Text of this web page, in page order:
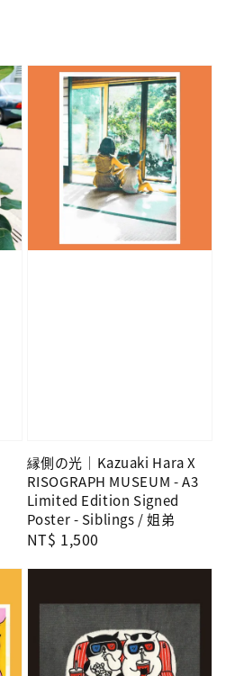
縁側の光｜Kazuaki Hara X
RISOGRAPH MUSEUM - A3
Limited Edition Signed
Poster - Siblings / 姐弟
Regular
NT$ 1,500